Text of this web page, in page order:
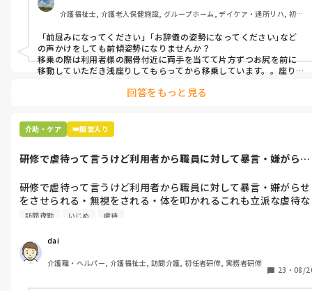
介護福祉士, 介護老人保健施設, グループホーム, デイケア・通所リハ, 初任
「前屈みになってください｣「お辞儀の姿勢になってください｣など
の声かけをしても前傾姿勢になりませんか？
移乗の際は利用者様の腸骨付近に両手を当てて片方ずつお尻を前に
移動していただき浅座りしてもらってから移乗しています。。座り直
ていただき深座り、座り直し介助します。移乗に関しては座位が深い
回答をもっと見る
介助・ケア 👑殿堂入り
研修で虐待って言うけど利用者から職員に対して暴言・嫌がらせ
研修で虐待って言うけど利用者から職員に対して暴言・嫌がらせ
をさせられる・無視をされる・体を叩かれるこれも立派な虐待な
訪問夜勤 いじめ 虐待
dai
介護職・ヘルパー, 介護福祉士, 訪問介護, 初任者研修, 実務者研修
23 ・ 08/